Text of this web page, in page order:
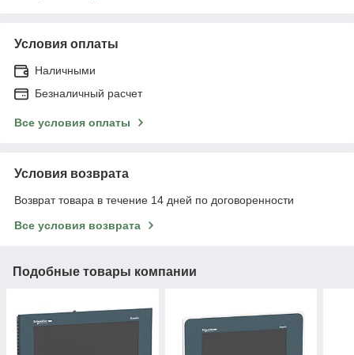
Условия оплаты
Наличными
Безналичный расчет
Все условия оплаты
Условия возврата
Возврат товара в течение 14 дней по договоренности
Все условия возврата
Подобные товары компании